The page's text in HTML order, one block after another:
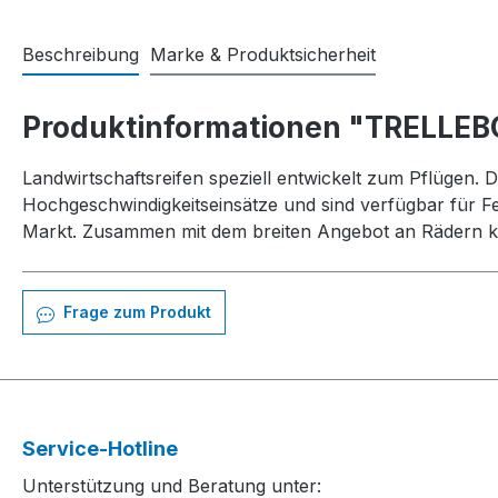
Beschreibung Marke & Produktsicherheit
Produktinformationen
Landwirtschaftsreifen speziell entwickelt zum Pflügen.
Hochgeschwindigkeitseinsätze und sind verfügbar für
Markt. Zusammen mit dem breiten Angebot an
Frage zum Produkt
Service-Hotline
Unterstützung und Beratung unter: